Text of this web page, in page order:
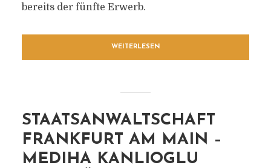
bereits der fünfte Erwerb.
WEITERLESEN
STAATSANWALTSCHAFT
FRANKFURT AM MAIN –
MEDIHA KANLIOGLU